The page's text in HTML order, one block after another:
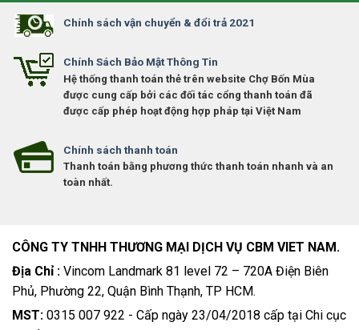
Chính sách vận chuyển & đổi trả 2021
Chính Sách Bảo Mật Thông Tin
Hệ thống thanh toán thẻ trên website Chợ Bốn Mùa
được cung cấp bởi các đối tác cổng thanh toán đã
được cấp phép hoạt động hợp pháp tại Việt Nam
Chính sách thanh toán
Thanh toán bằng phương thức thanh toán nhanh và an
toàn nhất.
CÔNG TY TNHH THƯƠNG MẠI DỊCH VỤ CBM VIET NAM.
Địa Chỉ : Vincom Landmark 81 level 72 – 720A Điện Biên
Phủ, Phường 22, Quận Bình Thạnh, TP HCM.
MST: 0315 007 922 - Cấp ngày 23/04/2018 cấp tại Chi cục